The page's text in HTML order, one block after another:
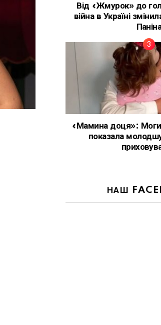
Від «Жмурок» до
війна в Україні
«Мамина доця»:
показала
НАШ